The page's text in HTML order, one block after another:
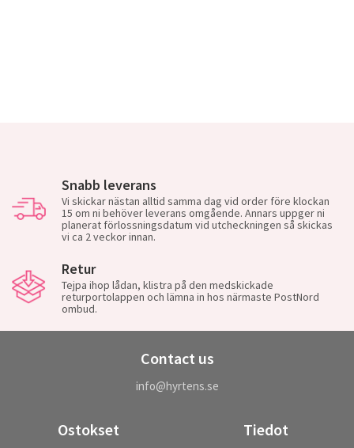
Snabb leverans
Vi skickar nästan alltid samma dag vid order före klockan
15 om ni behöver leverans omgående. Annars uppger ni
planerat förlossningsdatum vid utcheckningen så skickas
vi ca 2 veckor innan.
Retur
Tejpa ihop lådan, klistra på den medskickade
returportolappen och lämna in hos närmaste PostNord
ombud.
Contact us
info@hyrtens.se
Ostokset Tiedot